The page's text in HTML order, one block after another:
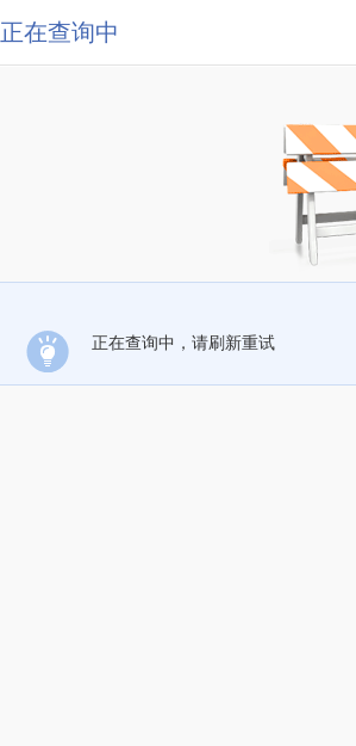
正在查询中
正在查询中，请刷新重试